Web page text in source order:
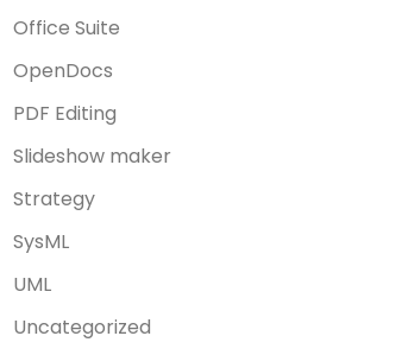
Office Suite
OpenDocs
PDF Editing
Slideshow maker
Strategy
SysML
UML
Uncategorized